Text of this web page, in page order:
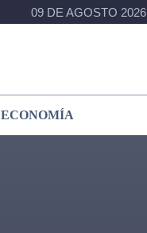
09 DE AGOSTO 2026
ECONOMÍA